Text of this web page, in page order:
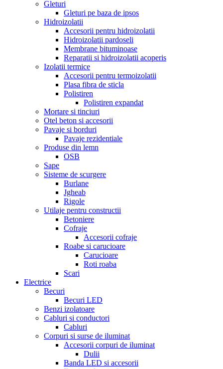
Gleturi
Gleturi pe baza de ipsos
Hidroizolatii
Accesorii pentru hidroizolatii
Hidroizolatii pardoseli
Membrane bituminoase
Reparatii si hidroizolatii acoperis
Izolatii termice
Accesorii pentru termoizolatii
Plasa fibra de sticla
Polistiren
Polistiren expandat
Mortare si tinciuri
Otel beton si accesorii
Pavaje si borduri
Pavaje rezidentiale
Produse din lemn
OSB
Sape
Sisteme de scurgere
Burlane
Jgheab
Rigole
Utilaje pentru constructii
Betoniere
Cofraje
Accesorii cofraje
Roabe si carucioare
Carucioare
Roti roaba
Scari
Electrice
Becuri
Becuri LED
Benzi izolatoare
Cabluri si conductori
Cabluri
Corpuri si surse de iluminat
Accesorii corpuri de iluminat
Dulii
Banda LED si accesorii